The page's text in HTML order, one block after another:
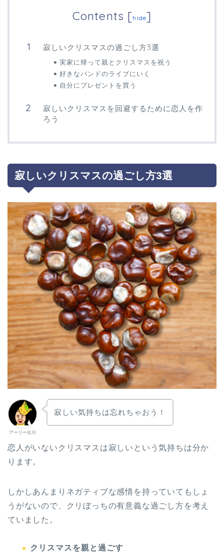
Contents [hide]
寂しいクリスマスの過ごし方3選
実家に帰って親とクリスマスを祝う
好きなバンドのライブにいく
自分にプレゼントを買う
寂しいクリスマスを回避するために恋人を作
ろう
寂しいクリスマスの過ごし方3選
アーリー出川
寂しい気持ちは忘れちゃおう！
恋人がいないクリスマスは寂しいという気持ちは分か
ります。
しかしあんまりネガティブな感情を持っていてもしょ
うがないので、クリぼっちの有意義な過ごし方を考え
ていました。
クリスマスを親と過ごす